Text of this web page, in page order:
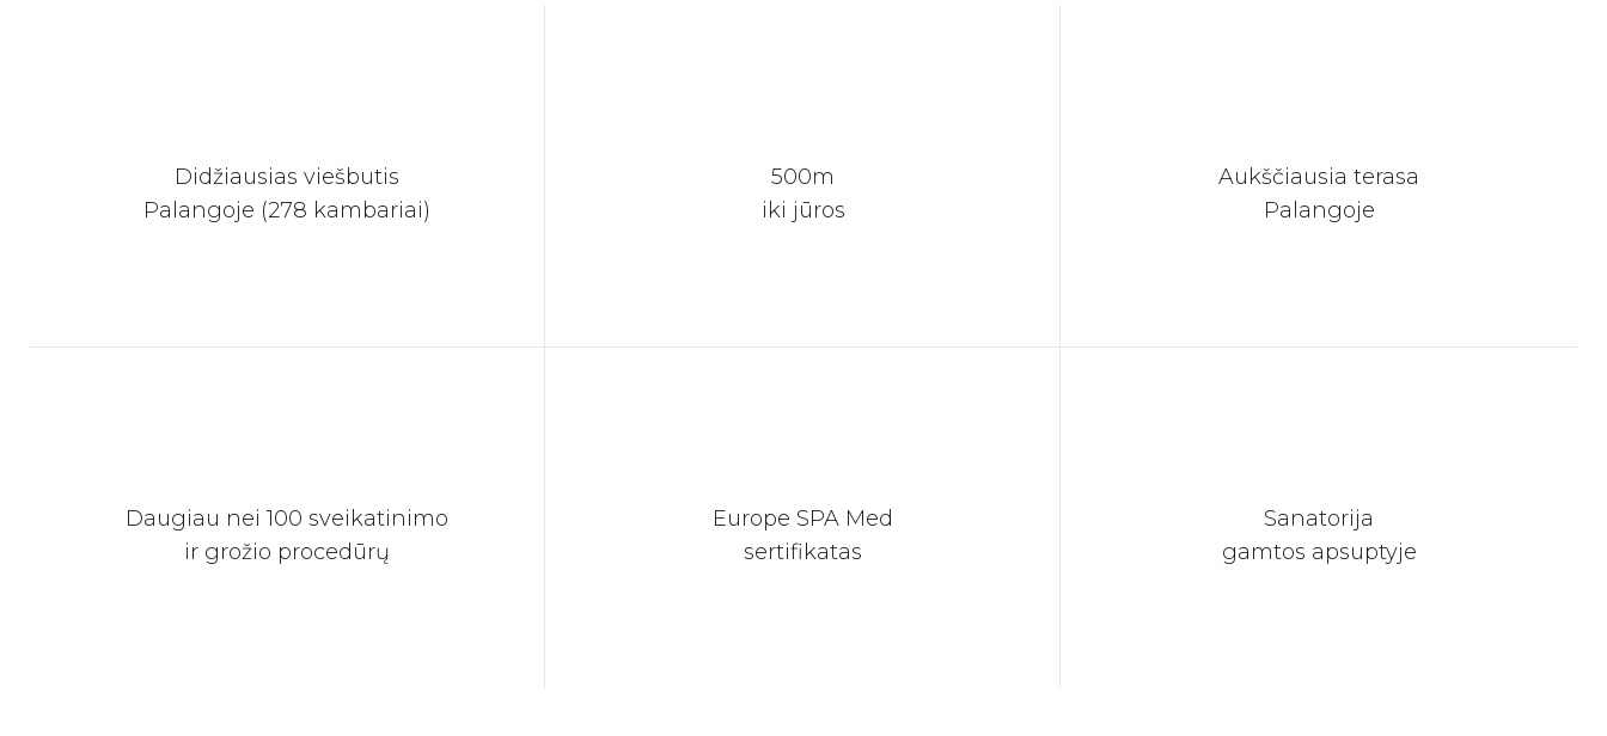
Didžiausias viešbutis
Palangoje (278 kambariai)
500m
iki jūros
Aukščiausia terasa
Palangoje
Daugiau nei 100 sveikatinimo
ir grožio procedūrų
Europe SPA Med
sertifikatas
Sanatorija
gamtos apsuptyje